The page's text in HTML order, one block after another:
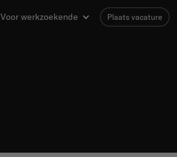
Voor werkzoekende Plaats vacature